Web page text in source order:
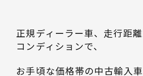
正規ディーラー車、走行距
コンディションで、
お手頃な価格帯の中古輸入